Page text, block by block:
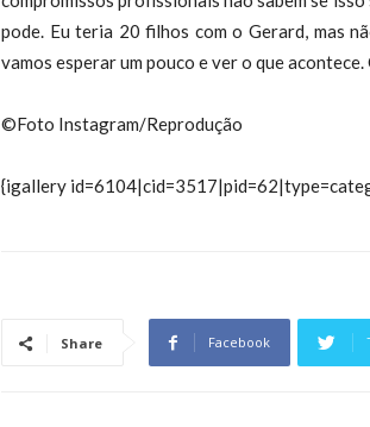
pode. Eu teria 20 filhos com o Gerard, mas
vamos esperar um pouco e ver o que acontece.
©Foto Instagram/Reprodução
{igallery
Share Facebook